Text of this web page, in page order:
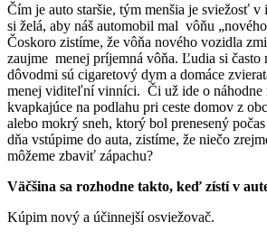
Čím je auto staršie, tým menšia je sviežosť v
si želá, aby náš automobil mal vôňu
Čoskoro zistíme, že vôňa nového vozidla
zaujme menej príjemná vôňa. Ľudia si často
dôvodmi sú cigaretový dym a domáce
menej viditeľní vinníci. Či už ide o náhodne
kvapkajúce na podlahu pri ceste domov z
alebo mokrý sneh, ktorý bol prenesený
dňa vstúpime do auta, zistíme, že niečo
môžeme zbaviť zápachu?
Väčšina sa rozhodne takto, keď zístí v
Kúpim nový a účinnejší osviežovač.